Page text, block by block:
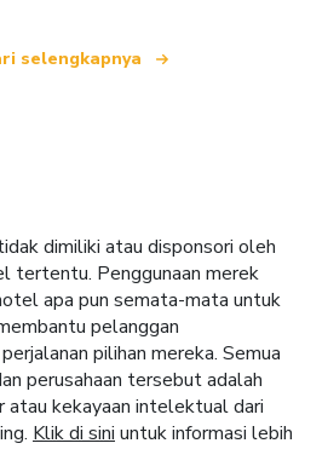
selengkapnya
dimiliki atau disponsori oleh
tertentu. Penggunaan merek
apa pun semata-mata untuk
pelanggan
pilihan mereka. Semua
perusahaan tersebut adalah
kekayaan intelektual dari
Klik di sini untuk informasi lebih